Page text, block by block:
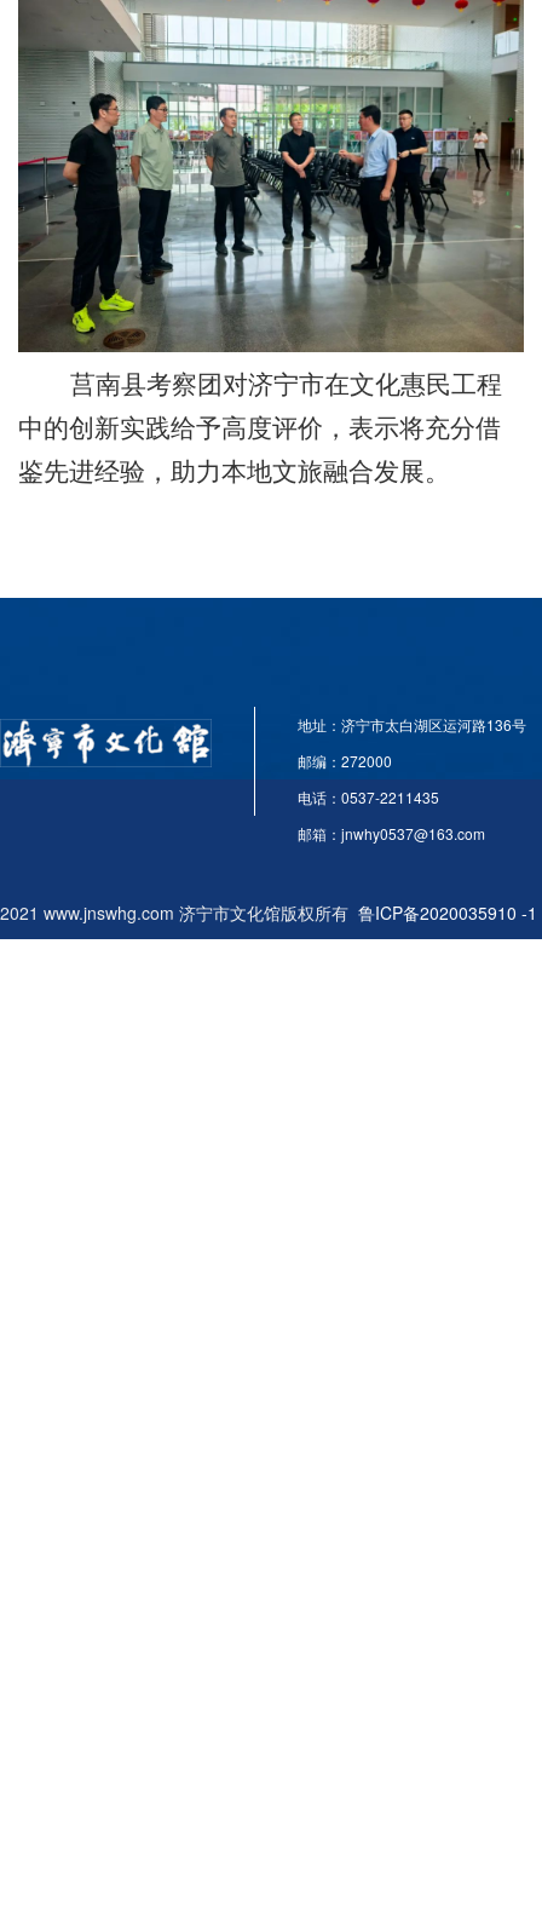
莒南县考察团对济宁市在文化惠民工程
中的创新实践给予高度评价，表示将充分借
鉴先进经验，助力本地文旅融合发展。
地址：济宁市太白湖区运河路136号
邮编：272000
电话：0537-2211435
邮箱：jnwhy0537@163.com
2021 www.jnswhg.com 济宁市文化馆版权所有 鲁ICP备2020035910 -1